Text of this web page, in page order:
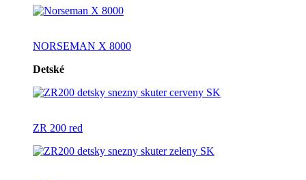
NORSEMAN X 8000
Detské
ZR 200 red